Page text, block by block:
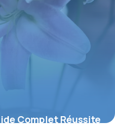
Complet Réussite